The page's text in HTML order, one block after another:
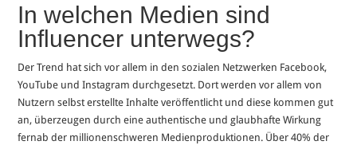
In welchen Medien sind
Influencer unterwegs?
Der Trend hat sich vor allem in den sozialen Netzwerken Facebook,
YouTube und Instagram durchgesetzt. Dort werden vor allem von
Nutzern selbst erstellte Inhalte veröffentlicht und diese kommen gut
an, überzeugen durch eine authentische und glaubhafte Wirkung
fernab der millionenschweren Medienproduktionen. Über 40% der